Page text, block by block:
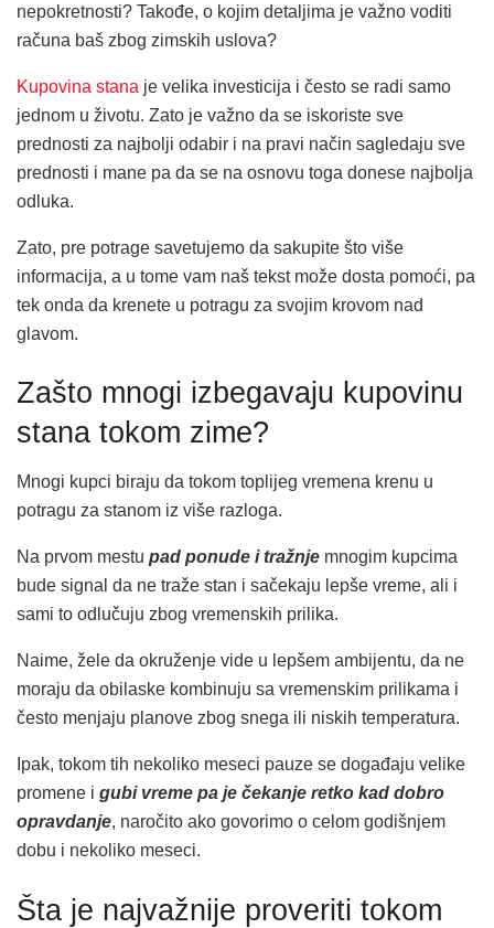
nepokretnosti? Takođe, o kojim detaljima je važno voditi
računa baš zbog zimskih uslova?
Kupovina stana je velika investicija i često se radi samo
jednom u životu. Zato je važno da se iskoriste sve
prednosti za najbolji odabir i na pravi način sagledaju sve
prednosti i mane pa da se na osnovu toga donese najbolja
odluka.
Zato, pre potrage savetujemo da sakupite što više
informacija, a u tome vam naš tekst može dosta pomoći, pa
tek onda da krenete u potragu za svojim krovom nad
glavom.
Zašto mnogi izbegavaju kupovinu
stana tokom zime?
Mnogi kupci biraju da tokom toplijeg vremena krenu u
potragu za stanom iz više razloga.
Na prvom mestu pad ponude i tražnje mnogim kupcima
bude signal da ne traže stan i sačekaju lepše vreme, ali i
sami to odlučuju zbog vremenskih prilika.
Naime, žele da okruženje vide u lepšem ambijentu, da ne
moraju da obilaske kombinuju sa vremenskim prilikama i
često menjaju planove zbog snega ili niskih temperatura.
Ipak, tokom tih nekoliko meseci pauze se događaju velike
promene i gubi vreme pa je čekanje retko kad dobro
opravdanje, naročito ako govorimo o celom godišnjem
dobu i nekoliko meseci.
Šta je najvažnije proveriti tokom